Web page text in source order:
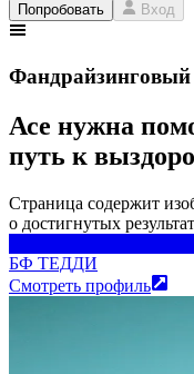
Попробовать Вход
Асе нужна
путь к
Страница содержит
о достигнутых
БФ ТЕДДИ
Смотреть профиль